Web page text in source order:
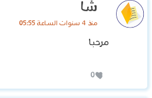
شا
منذ 4 سنوات الساعة 05:55
مرحبا
0